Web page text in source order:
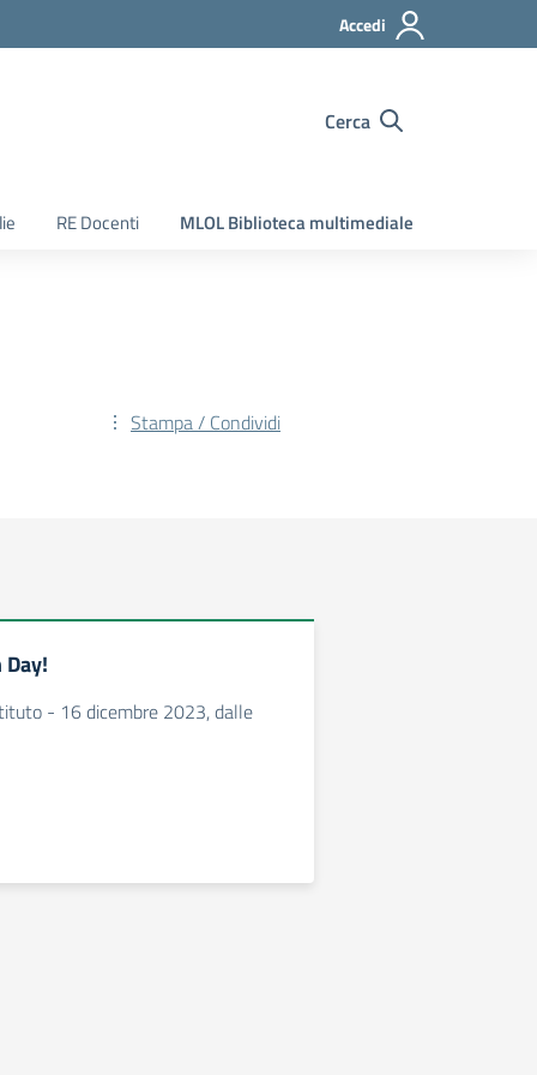
Accedi
Cerca
RE Docenti MLOL Biblioteca multimediale
Stampa / Condividi
- 16 dicembre 2023, dalle